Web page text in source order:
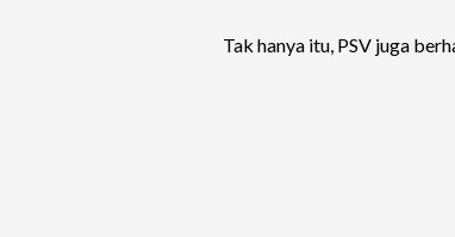
Tak hanya itu, PSV juga